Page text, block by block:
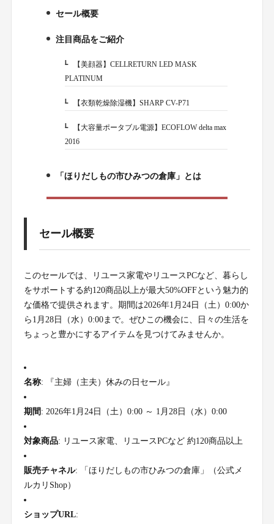
セール概要
2.
注目商品をご紹介
2-1.【美顔器】CELLRETURN LED MASK
PLATINUM
2-2.【衣類乾燥除湿機】SHARP CV-P71
2-3.【大容量ポータブル電源】ECOFLOW delta max
2016
「ほりだしもの市ひみつの倉庫」とは
セール概要
このセールでは、リユース家電やリユースPCなど、暮らし
をサポートする約120商品以上が最大50%OFFという魅力的
な価格で提供されます。期間は2026年1月24日（土）0:00か
ら1月28日（水）0:00まで。ぜひこの機会に、日々の生活を
ちょっと豊かにするアイテムを見つけてみませんか。
名称: 『主婦（主夫）休みの日セール』
期間 : 2026年1月24日（土）0:00 ～ 1月28日（水）0:00
対象商品: リユース家電、リユースPCなど 約120商品以上
販売チャネル: 「ほりだしもの市ひみつの倉庫」（公式メ
ルカリShop）
ショップURL: